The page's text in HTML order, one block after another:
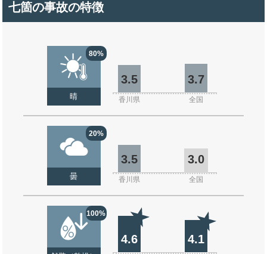
七箇の事故の特徴
80%
晴
3.5 3.7
香川県 全国
20%
曇
3.5 3.0
香川県 全国
100%
4.6 4.1